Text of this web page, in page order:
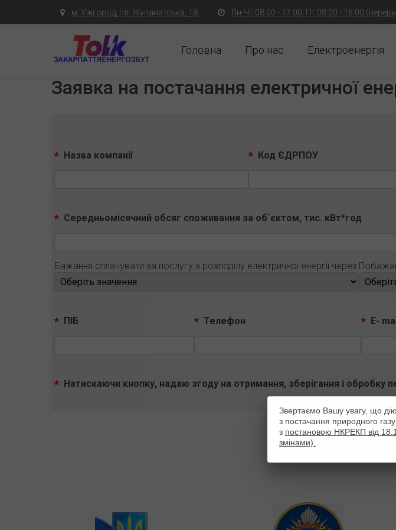
м. Ужгород, пл. Жупанатська, 18 Пн-Чт 08:00 - 17:00, Пт 08:00 - 16:00
Головна Про нас Електроенергія
Звертаємо Вашу увагу, що дію
з постачання природного
з постановою НКРЕКП від
змінами).
Заявка на постачання електричної
Назва компанії Код ЄДРПОУ
Середньомісячний обсяг споживання за об`єктом, тис. кВт*год
Бажання сплачувати за послугу з розподілу електричної енергії через:
ПІБ Телефон E-
Натискаючи кнопку, надаю згоду на отримання, зберігання і обробку
Корисні